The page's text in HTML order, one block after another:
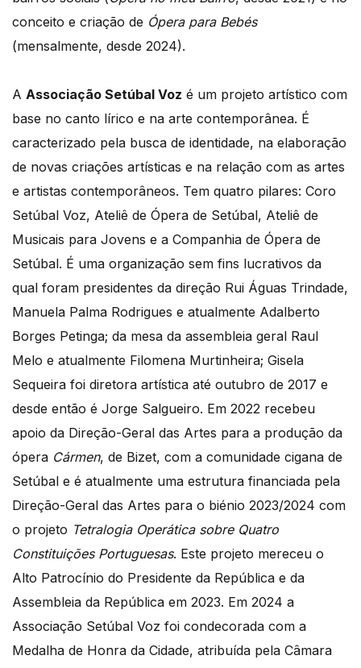
conceito e criação de Ópera para Bebés
(mensalmente, desde 2024).
A Associação Setúbal Voz é um projeto artístico com
base no canto lírico e na arte contemporânea. É
caracterizado pela busca de identidade, na elaboração
de novas criações artísticas e na relação com as artes
e artistas contemporâneos. Tem quatro pilares: Coro
Setúbal Voz, Ateliê de Ópera de Setúbal, Ateliê de
Musicais para Jovens e a Companhia de Ópera de
Setúbal. É uma organização sem fins lucrativos da
qual foram presidentes da direção Rui Águas Trindade,
Manuela Palma Rodrigues e atualmente Adalberto
Borges Petinga; da mesa da assembleia geral Raul
Melo e atualmente Filomena Murtinheira; Gisela
Sequeira foi diretora artística até outubro de 2017 e
desde então é Jorge Salgueiro. Em 2022 recebeu
apoio da Direção-Geral das Artes para a produção da
ópera Cármen, de Bizet, com a comunidade cigana de
Setúbal e é atualmente uma estrutura financiada pela
Direção-Geral das Artes para o biénio 2023/2024 com
o projeto Tetralogia Operática sobre Quatro
Constituições Portuguesas. Este projeto mereceu o
Alto Patrocínio do Presidente da República e da
Assembleia da República em 2023. Em 2024 a
Associação Setúbal Voz foi condecorada com a
Medalha de Honra da Cidade, atribuída pela Câmara